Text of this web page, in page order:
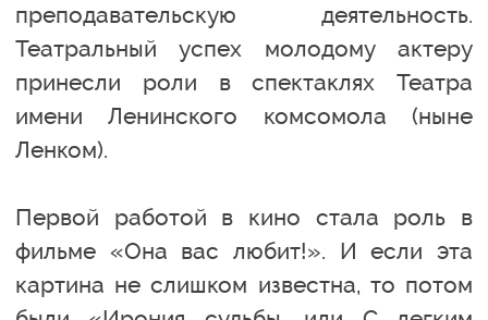
преподавательскую деятельность.
Театральный успех молодому актеру
принесли роли в спектаклях Театра
имени Ленинского комсомола (ныне
Ленком).
Первой работой в кино стала роль в
фильме «Она вас любит!». И если эта
картина не слишком известна, то потом